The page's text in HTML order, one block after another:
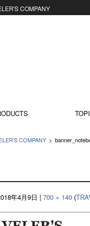
COMPANY
COMPANY >
年4月9日 | 700 × 140 (